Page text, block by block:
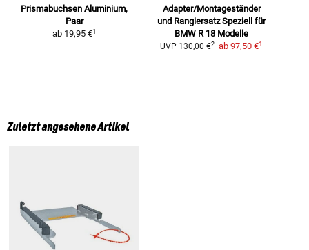
Prismabuchsen Aluminium,
Paar
ab 19,95 €1
Adapter/Montageständer
und Rangiersatz Speziell für
BMW R 18 Modelle
UVP 130,00 €2 ab 97,50 €1
Zuletzt angesehene Artikel